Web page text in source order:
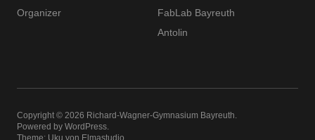
Organizer
FabLab Bayreuth
Antolin
Copyright © 2026 Richard-​​Wagner-​​Gymnasium Bayreuth
Powered by WordPress
Theme: Uku von Elmastudio